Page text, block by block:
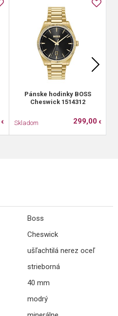
€
Pánske hodinky BOSS
Cheswick 1514312
Skladom 299,00 €
Boss
Cheswick
ušľachtilá nerez oceľ
strieborná
40 mm
modrý